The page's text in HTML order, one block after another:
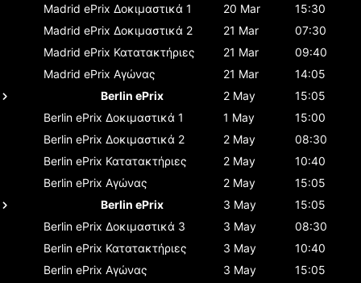
Madrid ePrix Δοκιμαστικά 1 20 Mar
15:30
Madrid ePrix Δοκιμαστικά 2 21 Mar
07:30
Madrid ePrix Κατατακτήριες 21 Mar
09:40
Madrid ePrix Αγώνας 21 Mar
14:05
Berlin ePrix
2 May
15:05
Berlin ePrix Δοκιμαστικά 1 1 May
15:00
Berlin ePrix Δοκιμαστικά 2 2 May
08:30
Berlin ePrix Κατατακτήριες 2 May
10:40
Berlin ePrix Αγώνας 2 May
15:05
Berlin ePrix
3 May
15:05
Berlin ePrix Δοκιμαστικά 3 3 May
08:30
Berlin ePrix Κατατακτήριες 3 May
10:40
Berlin ePrix Αγώνας 3 May
15:05